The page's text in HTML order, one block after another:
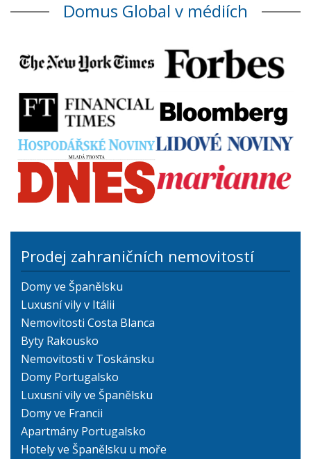
Domus Global v médiích
Prodej zahraničních nemovitostí
Domy ve Španělsku
Luxusní vily v Itálii
Nemovitosti Costa Blanca
Byty Rakousko
Nemovitosti v Toskánsku
Domy Portugalsko
Luxusní vily ve Španělsku
Domy ve Francii
Apartmány Portugalsko
Hotely ve Španělsku u moře